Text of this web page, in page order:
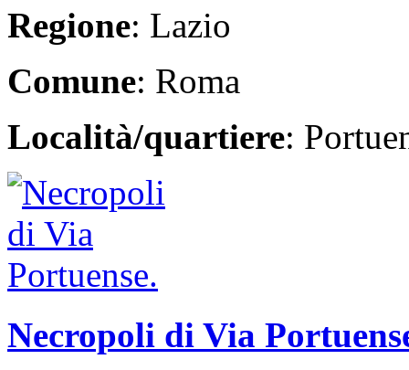
Regione: Lazio
Comune: Roma
Località/quartiere:
Necropoli di Via